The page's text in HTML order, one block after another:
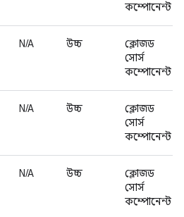
কম্পোনেন্ট
N/A উচ্চ
ক্লোজড
সোর্স
কম্পোনেন্ট
N/A উচ্চ
ক্লোজড
সোর্স
কম্পোনেন্ট
N/A উচ্চ
ক্লোজড
সোর্স
কম্পোনেন্ট